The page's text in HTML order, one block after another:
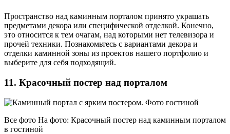
Пространство над каминным порталом принято украшать
предметами декора или специфической отделкой. Конечно,
это относится к тем очагам, над которыми нет телевизора и
прочей техники. Познакомьтесь с вариантами декора и
отделки каминной зоны из проектов нашего портфолио и
выберите для себя подходящий.
11. Красочный постер над порталом
Все фото На фото: Красочный постер над каминным порталом
в гостиной